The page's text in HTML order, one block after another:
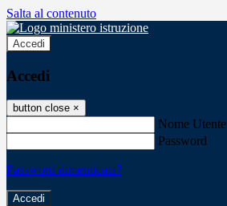
Salta al contenuto
Accedi
Accedi
button close ×
Nome Utente
Password
Password dimenticata?